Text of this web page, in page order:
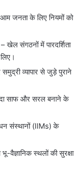
आम जनता के लिए नियमों को
– खेल संगठनों में पारदर्शिता
व्यापार से जुड़े पुराने
साफ और सरल बनाने के
संस्थानों (IIMs) के
वैज्ञानिक स्थलों की सुरक्षा